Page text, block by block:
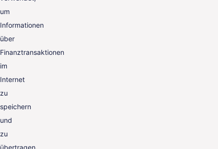
um
Informationen
über
Finanztransaktionen
im
Internet
zu
speichern
und
zu
übertragen.